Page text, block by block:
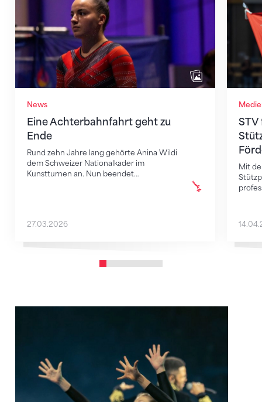
News
Eine Achterbahnfahrt geht zu
Ende
Rund zehn Jahre lang gehörte Anina Wildi
dem Schweizer Nationalkader im
Kunstturnen an. Nun beendet…
27.03.2026
Mit